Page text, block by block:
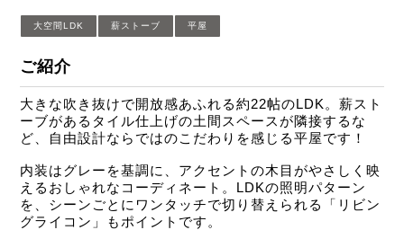
大空間LDK 薪ストーブ 平屋
ご紹介
大きな吹き抜けで開放感あふれる約22帖のLDK。薪スト
ーブがあるタイル仕上げの土間スペースが隣接するな
ど、自由設計ならではのこだわりを感じる平屋です！
内装はグレーを基調に、アクセントの木目がやさしく映
えるおしゃれなコーディネート。LDKの照明パターン
を、シーンごとにワンタッチで切り替えられる「リビン
グライコン」もポイントです。